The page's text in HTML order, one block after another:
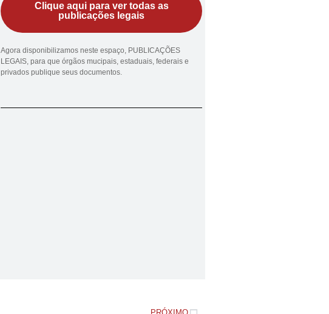
Clique aqui para ver todas as
publicações legais
Agora disponibilizamos neste espaço, PUBLICAÇÕES
LEGAIS, para que órgãos mucipais, estaduais, federais e
privados publique seus documentos.